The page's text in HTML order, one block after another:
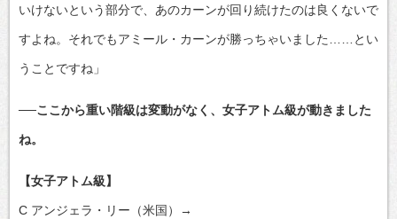
いけないという部分で、あのカーンが回り続けたのは良くないで
すよね。それでもアミール・カーンが勝っちゃいました……とい
うことですね」
──ここから重い階級は変動がなく、女子アトム級が動きました
ね。
【女子アトム級】
C アンジェラ・リー（米国）→